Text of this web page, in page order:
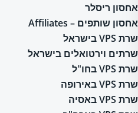
אחסון ריסלר
אחסון שותפים – Affiliates
שרת VPS בישראל
שרתים וירטואלים בישראל
שרת VPS בחו"ל
שרת VPS באירופה
שרת VPS באסיה